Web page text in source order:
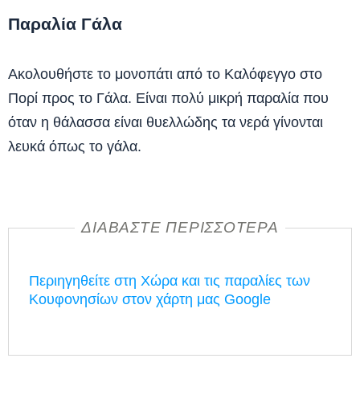
Παραλία Γάλα
Ακολουθήστε το μονοπάτι από το Καλόφεγγο στο
Πορί προς το Γάλα. Είναι πολύ μικρή παραλία που
όταν η θάλασσα είναι θυελλώδης τα νερά γίνονται
λευκά όπως το γάλα.
ΔΙΑΒΆΣΤΕ ΠΕΡΙΣΣΌΤΕΡΑ
Περιηγηθείτε στη Χώρα και τις παραλίες των
Κουφονησίων στον χάρτη μας Google